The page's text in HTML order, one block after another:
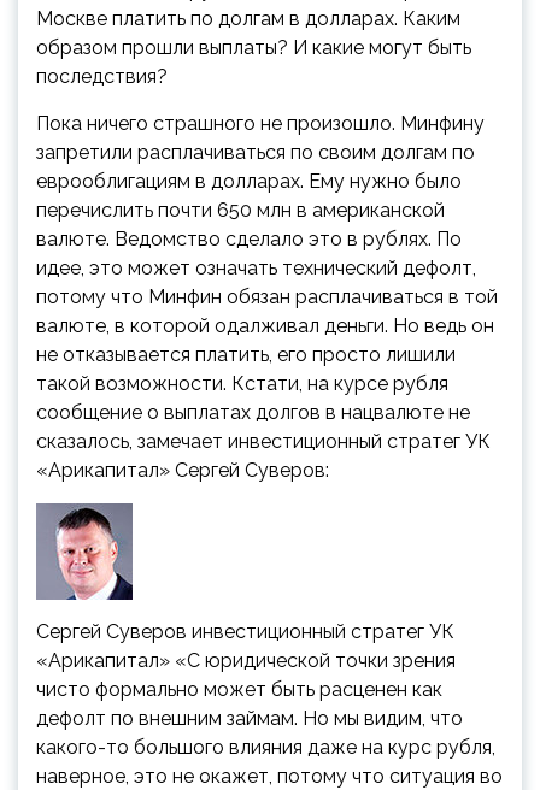
Москве платить по долгам в долларах. Каким
образом прошли выплаты? И какие могут быть
последствия?
Пока ничего страшного не произошло. Минфину
запретили расплачиваться по своим долгам по
еврооблигациям в долларах. Ему нужно было
перечислить почти 650 млн в американской
валюте. Ведомство сделало это в рублях. По
идее, это может означать технический дефолт,
потому что Минфин обязан расплачиваться в той
валюте, в которой одалживал деньги. Но ведь он
не отказывается платить, его просто лишили
такой возможности. Кстати, на курсе рубля
сообщение о выплатах долгов в нацвалюте не
сказалось, замечает инвестиционный стратег УК
«Арикапитал» Сергей Суверов:
Сергей Суверов инвестиционный стратег УК
«Арикапитал» «С юридической точки зрения
чисто формально может быть расценен как
дефолт по внешним займам. Но мы видим, что
какого-то большого влияния даже на курс рубля,
наверное, это не окажет, потому что ситуация во